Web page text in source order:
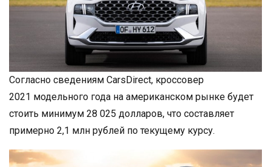
Согласно сведениям CarsDirect, кроссовер
2021 модельного года на американском рынке будет
стоить минимум 28 025 долларов, что составляет
примерно 2,1 млн рублей по текущему курсу.